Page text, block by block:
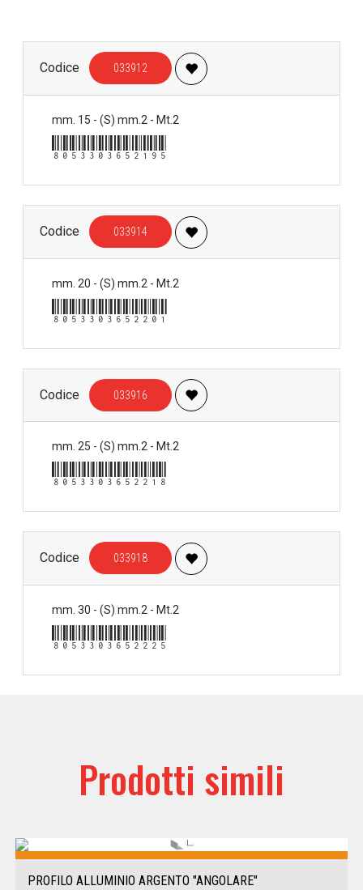
Codice 033912
mm. 15 - (S) mm.2 - Mt.2
8053303652195
Codice 033914
mm. 20 - (S) mm.2 - Mt.2
8053303652201
Codice 033916
mm. 25 - (S) mm.2 - Mt.2
8053303652218
Codice 033918
mm. 30 - (S) mm.2 - Mt.2
8053303652225
Prodotti simili
PROFILO ALLUMINIO ARGENTO "ANGOLARE"